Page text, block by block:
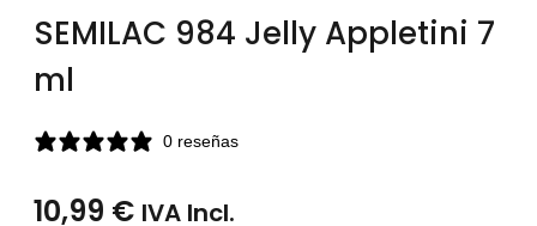
SEMILAC 984 Jelly Appletini 7
ml
0 reseñas
10,99 € IVA Incl.